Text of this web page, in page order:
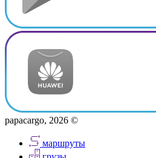
papacargo, 2026 ©
маршруты